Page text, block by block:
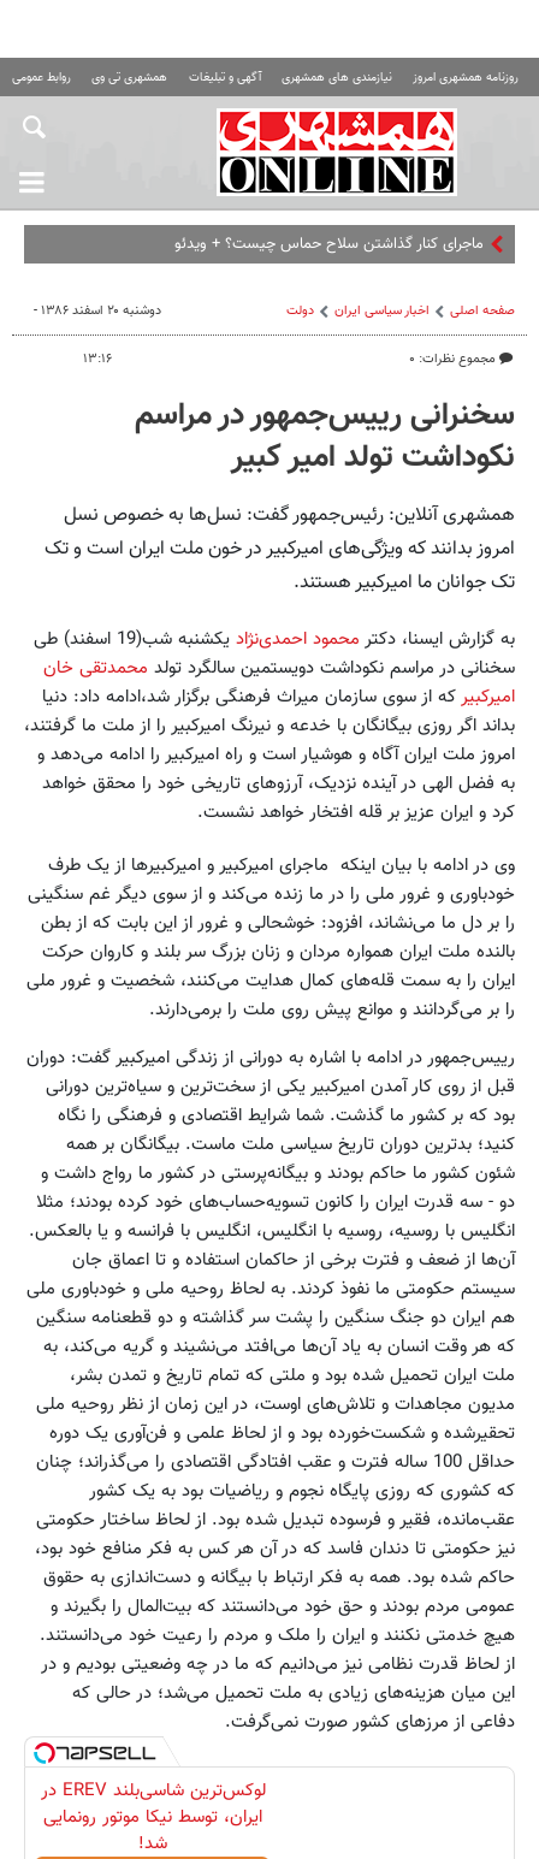
روزنامه همشهری امروز نیازمندی های همشهری آگهی و تبلیغات همشهری تی وی روابط عمومی
ماجرای کنار گذاشتن سلاح حماس چیست؟ + ویدئو
صفحه اصلی اخبار سیاسی ایران دولت
مجموع نظرات: ۰
دوشنبه ۲۰ اسفند ۱۳۸۶ -
۱۳:۱۶
سخنرانی رییس‌جمهور در مراسم
نکوداشت تولد امیر کبیر
همشهری آنلاین: رئیس‌جمهور گفت: نسل‌ها به خصوص نسل
امروز بدانند که ویژگی‌های امیرکبیر در خون ملت ایران است و تک
تک جوانان ما امیرکبیر هستند.
به گزارش ایسنا، دکتر محمود احمدی‌نژاد
یکشنبه شب(19 اسفند) طی
سخنانی در مراسم نکوداشت دویستمین سالگرد تولد محمدتقی خان
امیرکبیرکه از سوی سازمان میراث فرهنگی برگزار شد،ادامه داد: دنیا
بداند اگر روزی بیگانگان با خدعه و نیرنگ امیرکبیر را از ملت ما گرفتند،
امروز ملت ایران آگاه و هوشیار است و راه امیرکبیر را ادامه می‌دهد و
به فضل الهی در آینده نزدیک، آرزوهای تاریخی خود را محقق خواهد
کرد و ایران عزیز بر قله افتخار خواهد نشست.
وی در ادامه با بیان اینکه ماجرای امیرکبیر و امیرکبیرها از یک طرف
خودباوری و غرور ملی را در ما زنده می‌کند و از سوی دیگر غم سنگینی
را بر دل ما می‌نشاند، افزود: خوشحالی و غرور از این بابت که از بطن
بالنده ملت ایران همواره مردان و زنان بزرگ سر بلند و کاروان حرکت
ایران را به سمت قله‌های کمال هدایت می‌کنند، شخصیت و غرور ملی
را بر می‌گردانند و موانع پیش روی ملت را برمی‌دارند.
رییس‌جمهور در ادامه با اشاره به دورانی از زندگی امیرکبیر گفت: دوران
قبل از روی کار آمدن امیرکبیر یکی از سخت‌ترین و سیاه‌ترین دورانی
بود که بر کشور ما گذشت. شما شرایط اقتصادی و فرهنگی را نگاه
کنید؛ بدترین دوران تاریخ سیاسی ملت ماست. بیگانگان بر همه‌
شئون کشور ما حاکم بودند و بیگانه‌پرستی در کشور ما رواج داشت و
دو - سه قدرت ایران را کانون تسویه‌حساب‌های خود کرده بودند؛ مثلا
انگلیس با روسیه، روسیه با انگلیس، انگلیس با فرانسه و یا بالعکس.
آن‌ها از ضعف و فترت برخی از حاکمان استفاده و تا اعماق جان
سیستم حکومتی ما نفوذ کردند. به لحاظ روحیه‌ ملی و خودباوری ملی
هم ایران دو جنگ سنگین را پشت سر گذاشته و دو قطعنامه سنگین
که هر وقت انسان به یاد آن‌ها می‌افتد می‌نشیند و گریه می‌کند، به
ملت ایران تحمیل شده بود و ملتی که تمام تاریخ و تمدن بشر،
مدیون مجاهدات‌ و تلاش‌های اوست، در این زمان از نظر روحیه‌ ملی
تحقیرشده و شکست‌خورده بود و از لحاظ علمی و فن‌آوری یک دوره‌
حداقل 100 ساله فترت و عقب افتادگی اقتصادی را می‌گذراند؛ چنان
که کشوری که روزی پایگاه نجوم و ریاضیات بود به یک کشور
عقب‌مانده، فقیر و فرسوده تبدیل شده بود. از لحاظ ساختار حکومتی
نیز حکومتی تا دندان فاسد که در آن هر کس به فکر منافع خود بود،
حاکم شده بود. همه به فکر ارتباط با بیگانه و دست‌اندازی به حقوق
عمومی مردم بودند و حق خود می‌دانستند که بیت‌المال را بگیرند و
هیچ خدمتی نکنند و ایران را ملک و مردم را رعیت خود می‌دانستند.
از لحاظ قدرت نظامی نیز می‌دانیم که ما در چه وضعیتی بودیم‌ و در
این میان هزینه‌های زیادی به ملت تحمیل می‌شد؛ در حالی که
دفاعی از مرزهای کشور صورت نمی‌گرفت.
لوکس‌ترین شاسی‌بلند EREV در
ایران، توسط نیکا موتور رونمایی
شد!